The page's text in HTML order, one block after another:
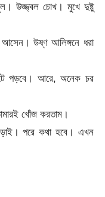
উজ্জ্বল চোখ। মুখে দুষ্টু
আসেন। উষ্ণ আলিঙ্গনে ধরা
পড়বে। আরে, অনেক চর
খোঁজ করতাম।
পরে কথা হবে। এখন